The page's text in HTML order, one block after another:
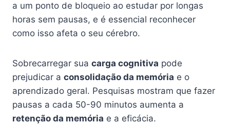
a um ponto de bloqueio ao estudar por longas
horas sem pausas, e é essencial reconhecer
como isso afeta o seu cérebro.
Sobrecarregar sua carga cognitiva pode
prejudicar a consolidação da memória e o
aprendizado geral. Pesquisas mostram que fazer
pausas a cada 50-90 minutos aumenta a
retenção da memória e a eficácia.